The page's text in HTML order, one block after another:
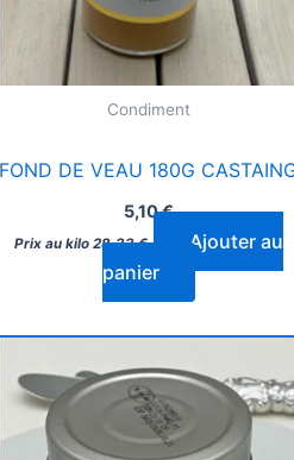
Condiment
FOND DE VEAU 180G
5,10€
Prix au kilo 28,33€
Ajouter au
panier